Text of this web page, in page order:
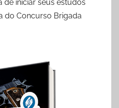
de iniciar seus estudos
do Concurso Brigada